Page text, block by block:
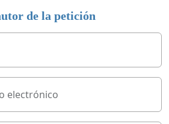
de la petición
electrónico